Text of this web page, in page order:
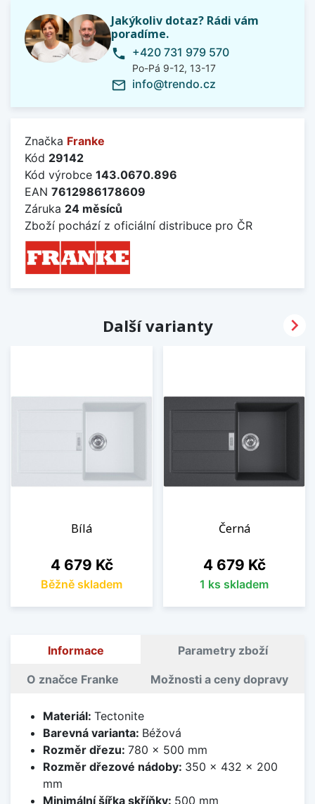
Jakýkoliv dotaz? Rádi vám
poradíme.
phone +420 731 979 570
Po-Pá 9-12, 13-17
mail_outline info@trendo.cz
Značka Franke
Kód 29142
Kód výrobce 143.0670.896
EAN 7612986178609
Záruka 24 měsíců
Zboží pochází z oficiální distribuce pro ČR
Další varianty
Bílá
Cena
4 679 Kč
Běžně skladem
Černá
Cena
4 679 Kč
1 ks skladem

Informace Parametry zboží
O značce Franke Možnosti a ceny dopravy
Materiál: Tectonite
Barevná varianta: Béžová
Rozměr dřezu: 780 x 500 mm
Rozměr dřezové nádoby: 350 x 432 x 200
mm
Minimální šířka skříňky: 500 mm